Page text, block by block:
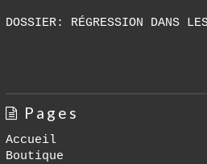
DOSSIER: RÉGRESSION DANS
Pages
Accueil
Boutique